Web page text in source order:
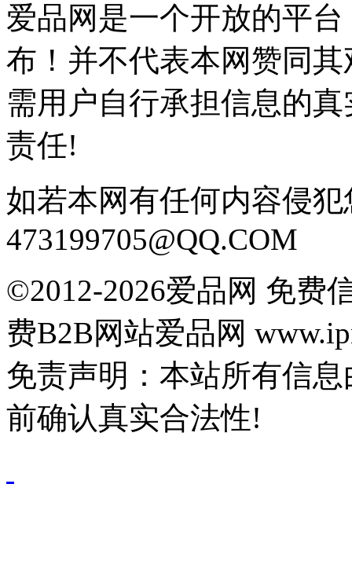
爱品网是一个开放的平
布！并不代表本网赞同
需用户自行承担信息的
责任!
如若本网有任何内容侵
473199705@QQ.COM
©2012-2026爱品网 免费
费B2B网站爱品网
免责声明：本站所有信
前确认真实合法性!